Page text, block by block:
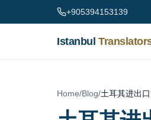
Skip to content
+905394153139
Istanbul
Home/Blog/土耳其进出